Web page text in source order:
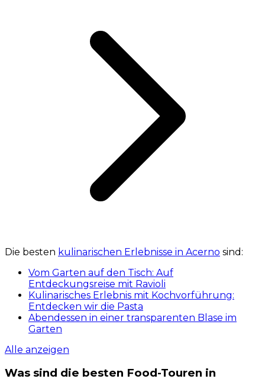
Die besten kulinarischen Erlebnisse in Acerno sind:
Vom Garten auf den Tisch: Auf
Entdeckungsreise mit Ravioli
Kulinarisches Erlebnis mit Kochvorführung:
Entdecken wir die Pasta
Abendessen in einer transparenten Blase im
Garten
Alle anzeigen
Was sind die besten Food-Touren in